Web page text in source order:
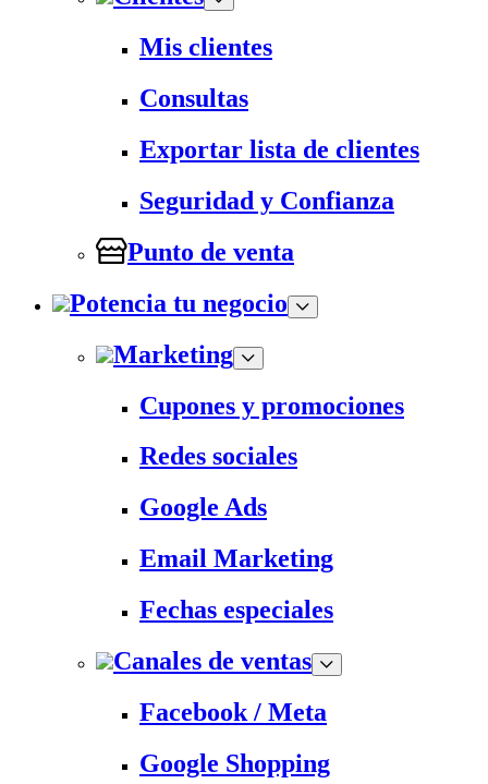
Mis clientes
Consultas
Exportar lista de clientes
Seguridad y Confianza
Punto de venta
Potencia tu negocio
Marketing
Cupones y promociones
Redes sociales
Google Ads
Email Marketing
Fechas especiales
Canales de ventas
Facebook / Meta
Google Shopping